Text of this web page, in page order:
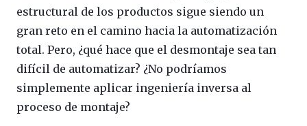
estructural de los productos sigue siendo un
gran reto en el camino hacia la automatización
total. Pero, ¿qué hace que el desmontaje sea tan
difícil de automatizar? ¿No podríamos
simplemente aplicar ingeniería inversa al
proceso de montaje?